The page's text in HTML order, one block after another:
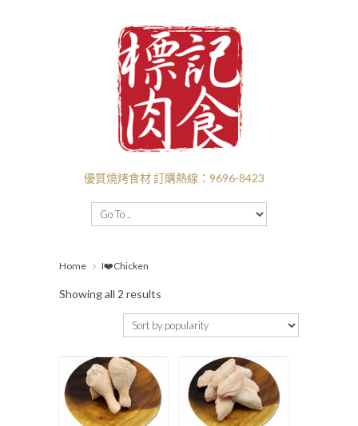
優質燒烤食材 訂購熱線：9696-8423
主頁
關於標記
批發
Home I❤️Chicken
Showing all 2 results